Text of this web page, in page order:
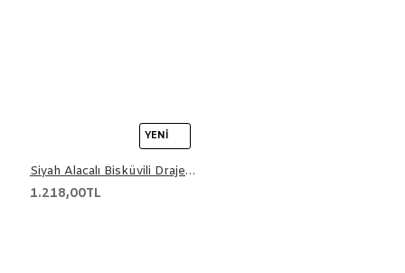
YENI
Siyah Alacalı Bisküvili Draje 3 kg
1.218,00TL